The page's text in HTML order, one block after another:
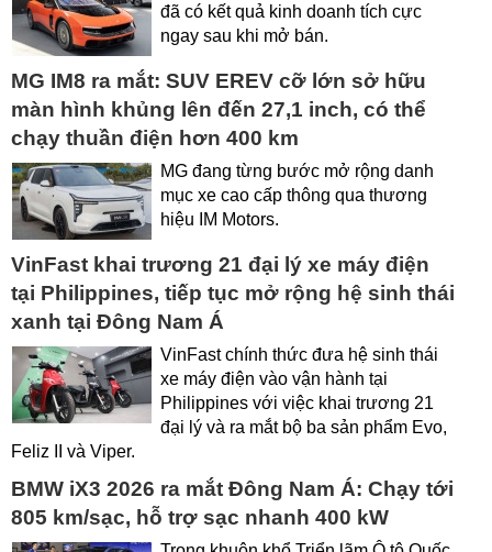
đã có kết quả kinh doanh tích cực
ngay sau khi mở bán.
MG IM8 ra mắt: SUV EREV cỡ lớn sở hữu
màn hình khủng lên đến 27,1 inch, có thể
chạy thuần điện hơn 400 km
MG đang từng bước mở rộng danh
mục xe cao cấp thông qua thương
hiệu IM Motors.
VinFast khai trương 21 đại lý xe máy điện
tại Philippines, tiếp tục mở rộng hệ sinh thái
xanh tại Đông Nam Á
VinFast chính thức đưa hệ sinh thái
xe máy điện vào vận hành tại
Philippines với việc khai trương 21
đại lý và ra mắt bộ ba sản phẩm Evo,
Feliz II và Viper.
BMW iX3 2026 ra mắt Đông Nam Á: Chạy tới
805 km/sạc, hỗ trợ sạc nhanh 400 kW